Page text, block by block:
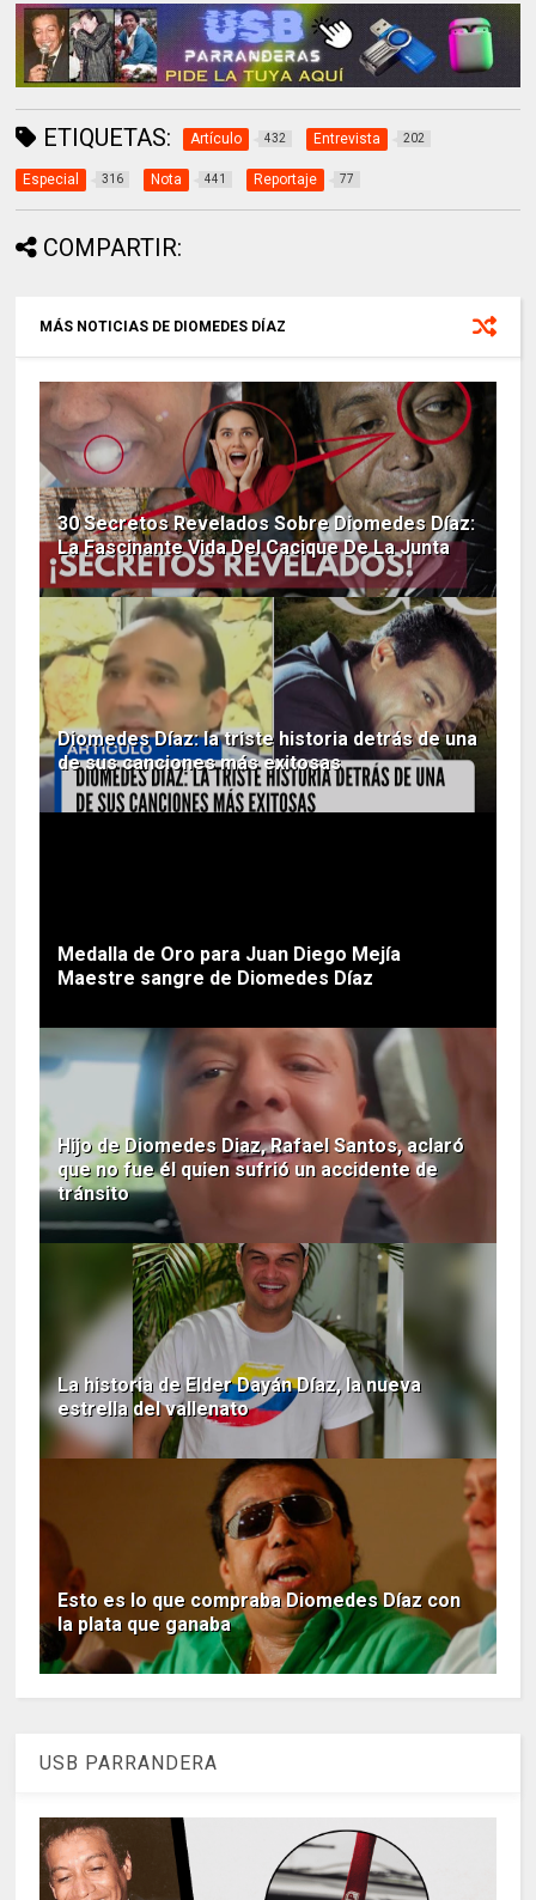
ETIQUETAS: Artículo 432 Entrevista 202
Especial 316 Nota 441 Reportaje 77
COMPARTIR:
MÁS NOTICIAS DE DIOMEDES DÍAZ
30 Secretos Revelados Sobre Diomedes Díaz:
La Fascinante Vida Del Cacique De La Junta
Diomedes Díaz: la triste historia detrás de una
de sus canciones más exitosas
Medalla de Oro para Juan Diego Mejía
Maestre sangre de Diomedes Díaz
Hijo de Diomedes Diaz, Rafael Santos, aclaró
que no fue él quien sufrió un accidente de
tránsito
La historia de Elder Dayán Díaz, la nueva
estrella del vallenato
Esto es lo que compraba Diomedes Díaz con
la plata que ganaba
USB PARRANDERA